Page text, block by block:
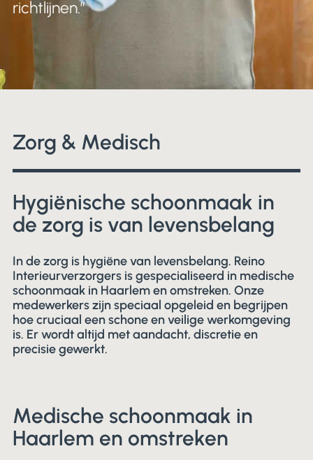
richtlijnen.”
Zorg & Medisch
Hygiënische schoonmaak in
de zorg is van levensbelang
In de zorg is hygiëne van levensbelang. Reino
Interieurverzorgers is gespecialiseerd in medische
schoonmaak in Haarlem en omstreken. Onze
medewerkers zijn speciaal opgeleid en begrijpen
hoe cruciaal een schone en veilige werkomgeving
is. Er wordt altijd met aandacht, discretie en
precisie gewerkt.
Medische schoonmaak in
Haarlem en omstreken